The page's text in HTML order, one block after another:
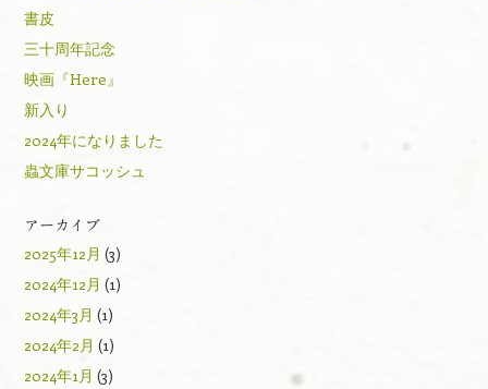
書皮
三十周年記念
映画『Here』
新入り
2024年になりました
蟲文庫サコッシュ
アーカイブ
2025年12月 (3)
2024年12月 (1)
2024年3月 (1)
2024年2月 (1)
2024年1月 (3)